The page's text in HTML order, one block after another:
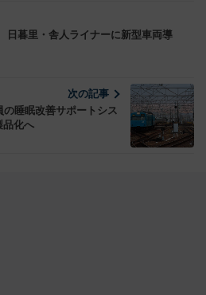
暮里・舎人ライナーに新型車両導
次の記事
睡眠改善サポートシス
品化へ